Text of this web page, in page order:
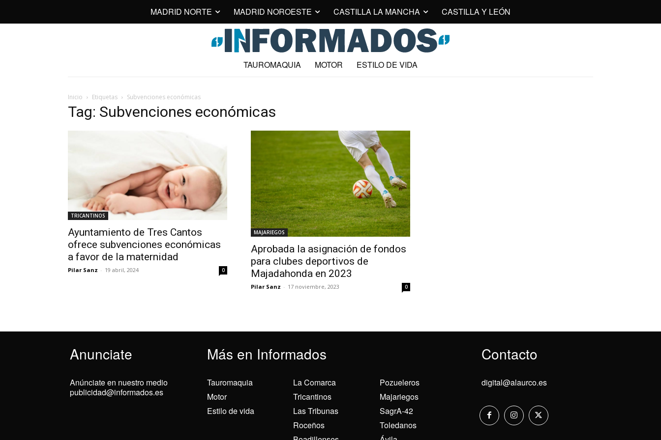
MADRID NORTE MADRID NOROESTE CASTILLA LA MANCHA CASTILLA Y LEÓN
TAUROMAQUIA MOTOR ESTILO DE VIDA
Inicio Etiquetas Subvenciones económicas
Tag: Subvenciones económicas
TRICANTINOS
Ayuntamiento de Tres Cantos
ofrece subvenciones económicas
a favor de la maternidad
Pilar Sanz - 19 abril, 2024 0
MAJARIEGOS
Aprobada la asignación de fondos
para clubes deportivos de
Majadahonda en 2023
Pilar Sanz - 17 noviembre, 2023 0
Anunciate Más en Informados Contacto
Anúnciate en nuestro medio
publicidad@informados.es
Tauromaquia
Motor
Estilo de vida
La Comarca
Tricantinos
Las Tribunas
Roceños
Pozueleros
Majariegos
SagrA-42
Toledanos
digital@alaurco.es